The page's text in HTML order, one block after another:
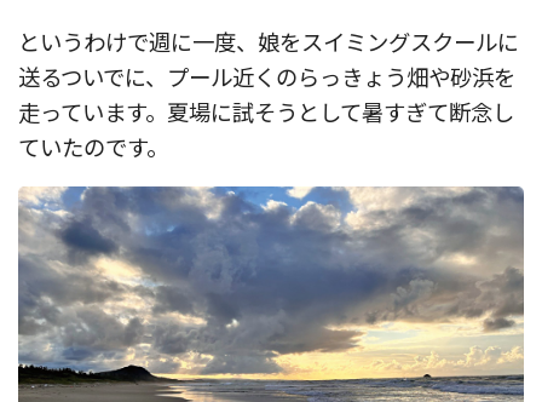
というわけで週に一度、娘をスイミングスクールに
送るついでに、プール近くのらっきょう畑や砂浜を
走っています。夏場に試そうとして暑すぎて断念し
ていたのです。